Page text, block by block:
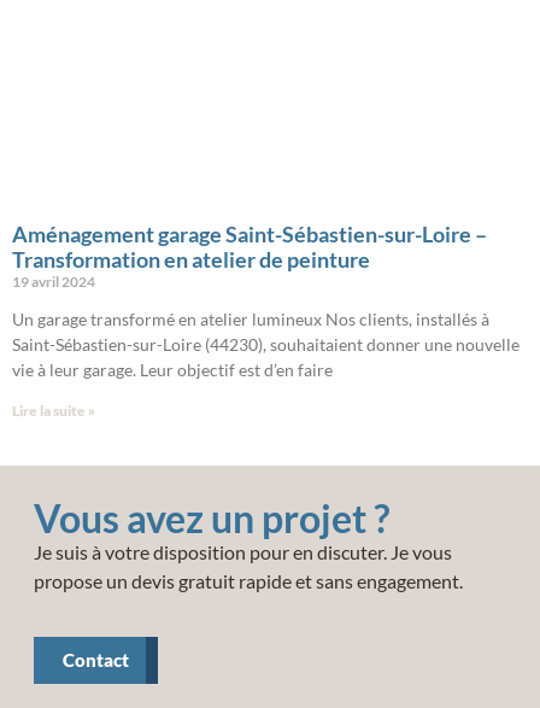
Aménagement garage Saint-Sébastien-sur-Loire –
Transformation en atelier de peinture
19 avril 2024
Un garage transformé en atelier lumineux Nos clients, installés à
Saint-Sébastien-sur-Loire (44230), souhaitaient donner une nouvelle
vie à leur garage. Leur objectif est d’en faire
Lire la suite »
Vous avez un projet ?
Je suis à votre disposition pour en discuter. Je vous
propose un devis gratuit rapide et sans engagement.
Contact